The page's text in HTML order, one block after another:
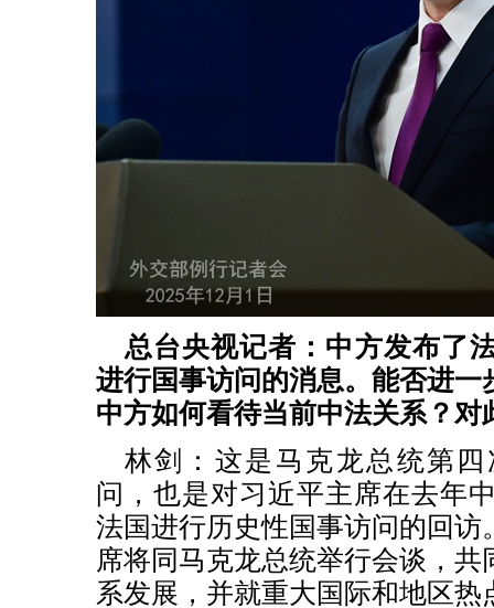
总台央视记者：中方发布了
进行国事访问的消息。能否进一
中方如何看待当前中法关系？对
林剑：这是马克龙总统第
问，也是对习近平主席在去年
法国进行历史性国事访问的回访
席将同马克龙总统举行会谈，
系发展，并就重大国际和地区